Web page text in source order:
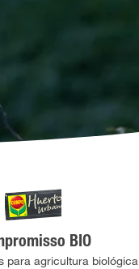
BIO
para agricultura biológica